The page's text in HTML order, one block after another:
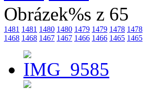
Obrázek%s z 65
1481 1481 1480 1480 1479 1479 1478 1478
1468 1468 1467 1467 1466 1466 1465 1465